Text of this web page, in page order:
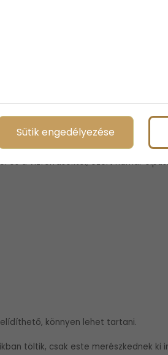
évezredek óta vadon él Ausztrália
hüllőket, rovarokat és dögöket is.
formában.
kitör belőle a ragadozó éne.
és a vízforrásoktól, ezért hamar
könnyen lehet tartani.
töltik, csak este merészkednek ki
Sütik engedélyezése